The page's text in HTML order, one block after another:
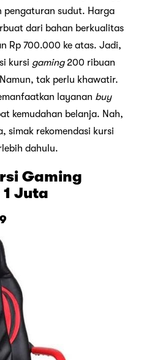
sudut. Harga
dari bahan berkualitas
Rp 700.000 ke atas. Jadi,
kursi gaming200 ribuan
tak perlu khawatir.
layanan buy
kemudahan belanja. Nah,
simak rekomendasi kursi
dahulu.
Gaming
Juta